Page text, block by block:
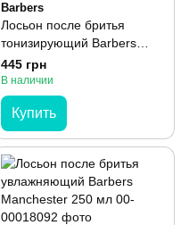
Barbers
Лосьон после бритья
тонизирующий Barbers
Dublin 250 мл
445 грн
В наличии
Купить